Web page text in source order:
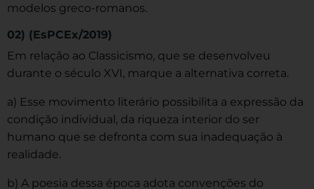
modelos greco-romanos.
02) (EsPCEx/2019)
Em relação ao Classicismo, que se desenvolveu
durante o século XVI, marque a alternativa correta.
a) Esse movimento literário possibilita a expressão da
condição individual, da riqueza interior do ser
humano que se defronta com sua inadequação à
realidade.
b) A poesia dessa época adota convenções do